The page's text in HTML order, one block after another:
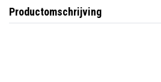
Productomschrijving